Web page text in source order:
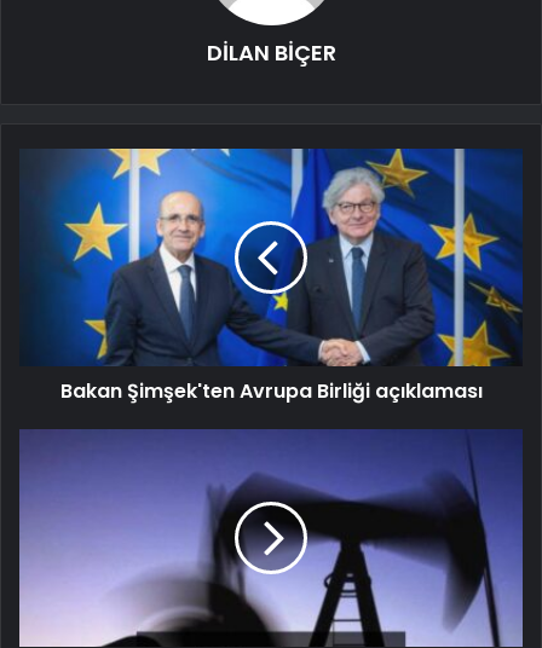
DİLAN BİÇER
Bakan Şimşek'ten Avrupa Birliği açıklaması